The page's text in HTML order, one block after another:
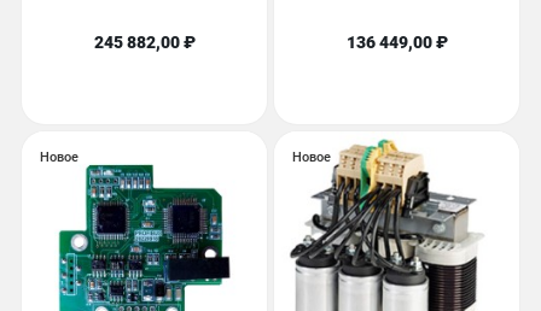
245 882,00 ₽ 136 449,00 ₽
Новое Новое